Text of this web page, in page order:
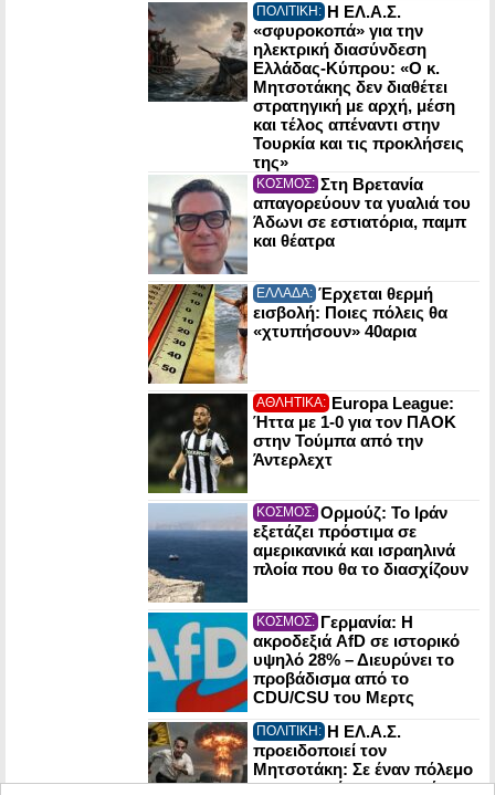
ΠΟΛΙΤΙΚΗ: Η ΕΛ.Α.Σ.
«σφυροκοπά» για την
ηλεκτρική διασύνδεση
Ελλάδας-Κύπρου: «Ο κ.
Μητσοτάκης δεν διαθέτει
στρατηγική με αρχή, μέση
και τέλος απέναντι στην
Τουρκία και τις προκλήσεις
της»
ΚΟΣΜΟΣ: Στη Βρετανία
απαγορεύουν τα γυαλιά του
Άδωνι σε εστιατόρια, παμπ
και θέατρα
ΕΛΛΑΔΑ: Έρχεται θερμή
εισβολή: Ποιες πόλεις θα
«χτυπήσουν» 40αρια
ΑΘΛΗΤΙΚΑ: Europa League:
Ήττα με 1-0 για τον ΠΑΟΚ
στην Τούμπα από την
Άντερλεχτ
ΚΟΣΜΟΣ: Ορμούζ: Το Ιράν
εξετάζει πρόστιμα σε
αμερικανικά και ισραηλινά
πλοία που θα το διασχίζουν
ΚΟΣΜΟΣ: Γερμανία: Η
ακροδεξιά AfD σε ιστορικό
υψηλό 28% – Διευρύνει το
προβάδισμα από το
CDU/CSU του Μερτς
ΠΟΛΙΤΙΚΗ: Η ΕΛ.Α.Σ.
προειδοποιεί τον
Μητσοτάκη: Σε έναν πόλεμο
οι πυρηνικές εγκαταστάσεις